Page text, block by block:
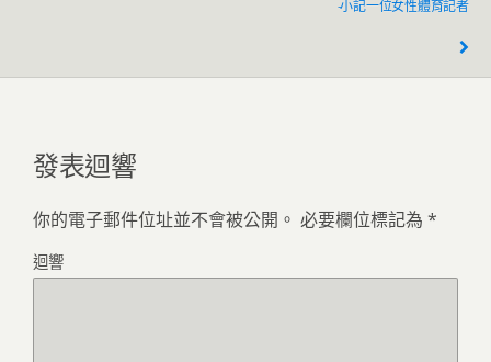
-小記一位女性體育記者
發表迴響
你的電子郵件位址並不會被公開。 必要欄位標記為 *
迴響